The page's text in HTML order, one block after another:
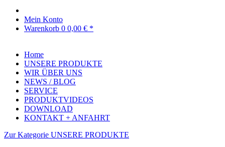
Mein Konto
Warenkorb 0 0,00 € *
Home
UNSERE PRODUKTE
WIR ÜBER UNS
NEWS / BLOG
SERVICE
PRODUKTVIDEOS
DOWNLOAD
KONTAKT + ANFAHRT
Zur Kategorie UNSERE PRODUKTE